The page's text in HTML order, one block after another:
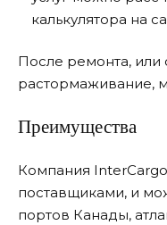
калькулятора на
После ремонта, или
растормаживание,
Преимущества
Компания
поставщиками, и
портов Канады,